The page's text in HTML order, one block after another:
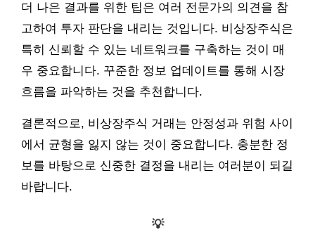
더 나은 결과를 위한 팁은 여러 전문가의 의견을 참
고하여 투자 판단을 내리는 것입니다. 비상장주식은
특히 신뢰할 수 있는 네트워크를 구축하는 것이 매
우 중요합니다. 꾸준한 정보 업데이트를 통해 시장
흐름을 파악하는 것을 추천합니다.
결론적으로, 비상장주식 거래는 안정성과 위험 사이
에서 균형을 잃지 않는 것이 중요합니다. 충분한 정
보를 바탕으로 신중한 결정을 내리는 여러분이 되길
바랍니다.
💡